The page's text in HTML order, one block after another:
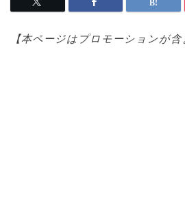
【本ページはプロモーションが含